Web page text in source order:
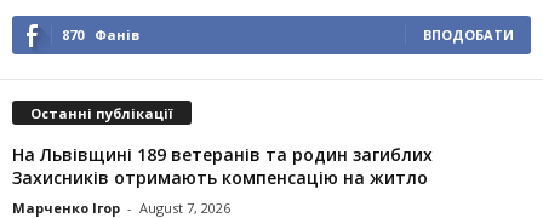
870 Фанів ВПОДОБАТИ
Останні публікації
На Львівщині 189 ветеранів та родин загиблих
Захисників отримають компенсацію на житло
Марченко Ігор - August 7, 2026